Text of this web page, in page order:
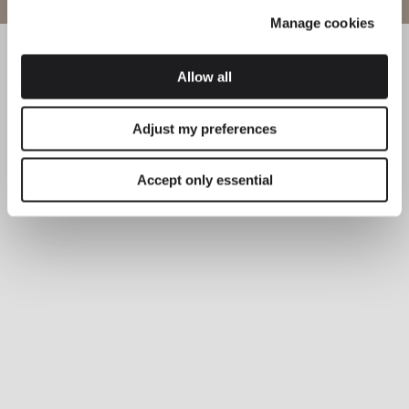
Manage cookies
Allow all
Adjust my preferences
Accept only essential